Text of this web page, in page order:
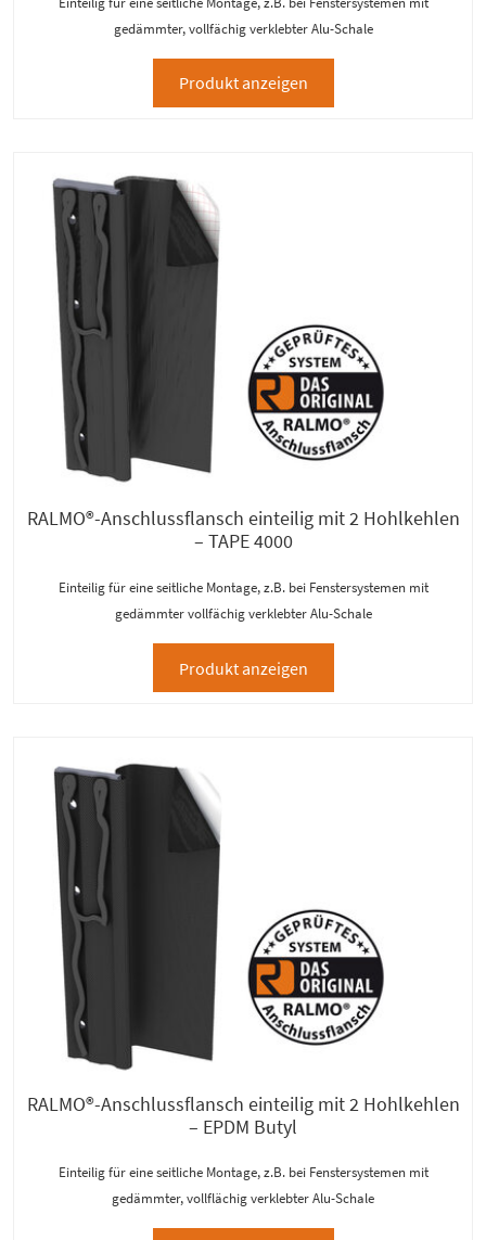
gedämmter, vollfächig verklebter Alu-Schale
Produkt anzeigen
RALMO®-Anschlussflansch einteilig mit 2 Hohlkehlen
– TAPE 4000
Einteilig für eine seitliche Montage, z.B. bei Fenstersystemen mit
gedämmter vollfächig verklebter Alu-Schale
Produkt anzeigen
RALMO®-Anschlussflansch einteilig mit 2 Hohlkehlen
– EPDM Butyl
Einteilig für eine seitliche Montage, z.B. bei Fenstersystemen mit
gedämmter, vollflächig verklebter Alu-Schale